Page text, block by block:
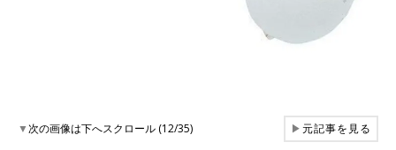
▼次の画像は下へスクロール (12/35) ▶元記事を見る